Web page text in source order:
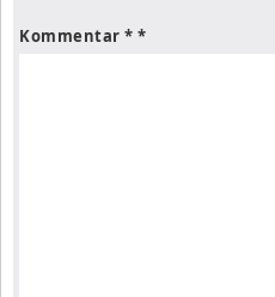
Kommentar *